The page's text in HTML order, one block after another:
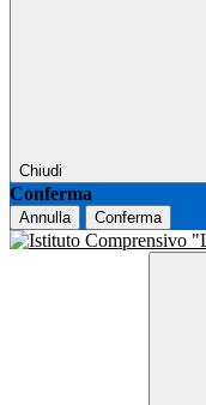
Chiudi
Conferma
Annulla Conferma